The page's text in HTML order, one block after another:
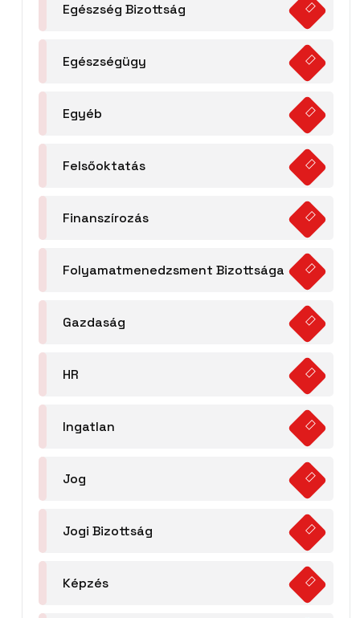
Egészség Bizottság
Egészségügy
Egyéb
Felsőoktatás
Finanszírozás
Folyamatmenedzsment Bizottsága
Gazdaság
HR
Ingatlan
Jog
Jogi Bizottság
Képzés